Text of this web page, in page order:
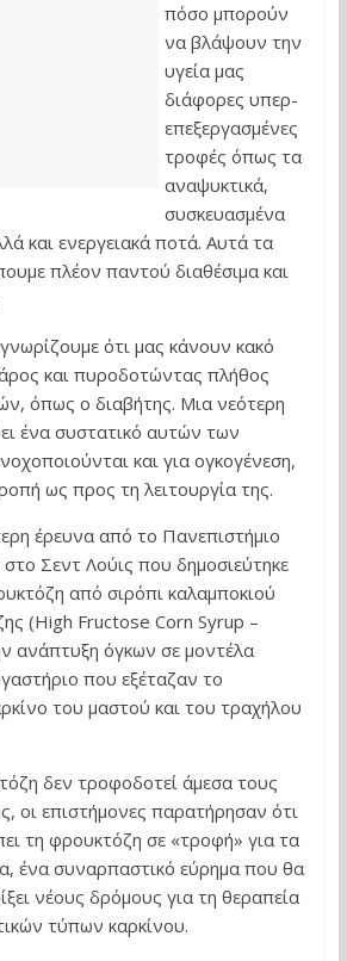
πόσο μπορούν
να βλάψουν την
υγεία μας
διάφορες υπερ-
επεξεργασμένες
τροφές όπως τα
αναψυκτικά,
συσκευασμένα
και ενεργειακά ποτά. Αυτά τα
πλέον παντού διαθέσιμα και
ότι μας κάνουν κακό
και πυροδοτώντας πλήθος
όπως ο διαβήτης. Μια νεότερη
ένα συστατικό αυτών των
και για ογκογένεση,
ως προς τη λειτουργία της.
έρευνα από το Πανεπιστήμιο
Σεντ Λούις που δημοσιεύτηκε
από σιρόπι καλαμποκιού
(High Fructose Corn Syrup –
ανάπτυξη όγκων σε μοντέλα
που εξέταζαν το
του μαστού και του τραχήλου
δεν τροφοδοτεί άμεσα τους
οι επιστήμονες παρατήρησαν ότι
τη φρουκτόζη σε «τροφή» για τα
ένα συναρπαστικό εύρημα που θα
νέους δρόμους για τη θεραπεία
τύπων καρκίνου.